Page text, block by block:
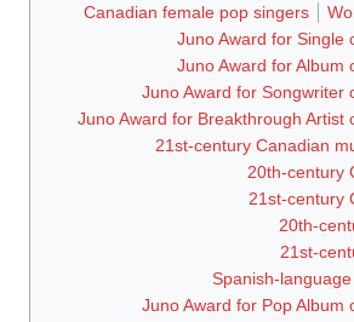
Canadian female pop singers
Juno Award for
Juno Award for
Juno Award for
Juno Award for Breakthrough
21st-century
20th-
21st-
Spanish-
Juno Award for Pop